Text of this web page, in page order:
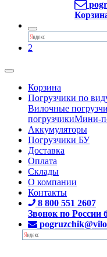
2
Корзина
Погрузчики по
Вилочные
погрузчикиМини-
Аккумуляторы
Погрузчики БУ
Доставка
Оплата
Склады
О компании
Контакты
8 800 551 2607
Звонок по России